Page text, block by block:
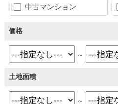
中古マンション
価格
～
土地面積
～